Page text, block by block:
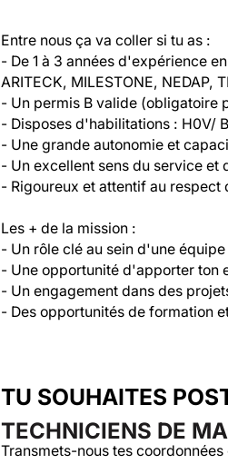
Entre nous ça va coller si tu as :
- De 1 à 3 années d'expérience
ARITECK, MILESTONE, NEDAP,
- Un permis B valide (obligatoire
- Disposes d'habilitations : H0V/
- Une grande autonomie et
- Un excellent sens du service et
- Rigoureux et attentif au respect
Les + de la mission :
- Un rôle clé au sein d'une
- Une opportunité d'apporter ton
- Un engagement dans des
- Des opportunités de formation
TU SOUHAITES
TECHNICIENS DE
Transmets-nous tes